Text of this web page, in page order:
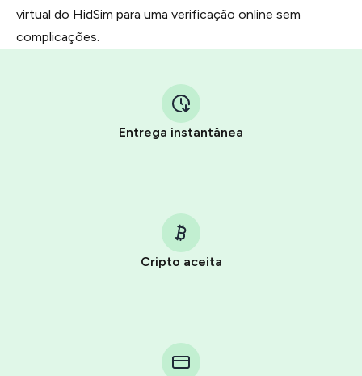
virtual do HidSim para uma verificação online sem
complicações.
Entrega instantânea
Cripto aceita